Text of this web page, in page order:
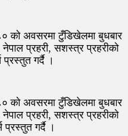
को अवसरमा टुँडिखेलमा बुधबार
प्रहरी, सशस्त्र प्रहरीको
प्रस्तुत गर्दै ।
को अवसरमा टुँडिखेलमा बुधबार
प्रहरी, सशस्त्र प्रहरीको
प्रस्तुत गर्दै ।